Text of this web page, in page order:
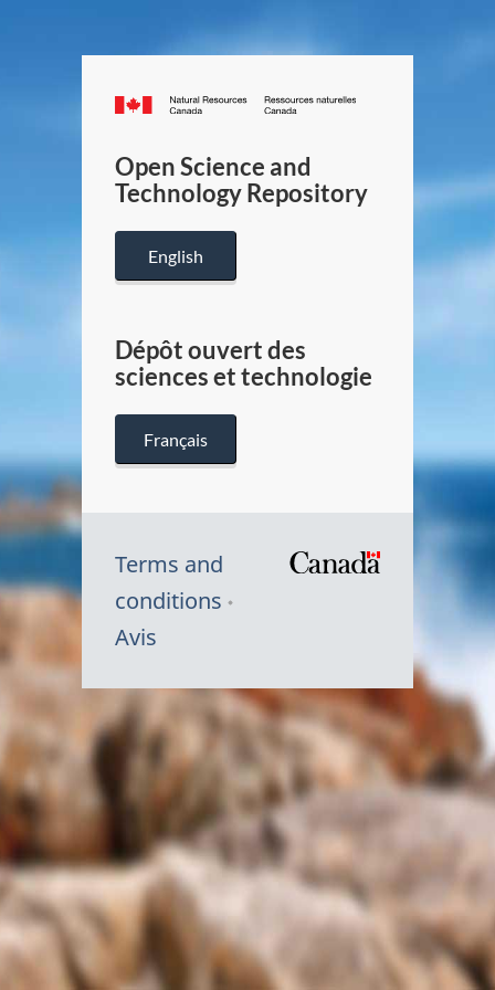
Canada.ca
/
Canada
Open Science and
Technology Repository
English
Dépôt ouvert des
sciences et technologie
Français
Terms and
conditions
Avis
Symbole
du
Canada